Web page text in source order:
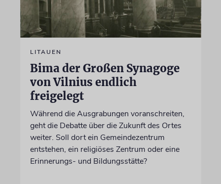
LITAUEN
Bima der Großen Synagoge
von Vilnius endlich
freigelegt
Während die Ausgrabungen voranschreiten,
geht die Debatte über die Zukunft des Ortes
weiter. Soll dort ein Gemeindezentrum
entstehen, ein religiöses Zentrum oder eine
Erinnerungs- und Bildungsstätte?